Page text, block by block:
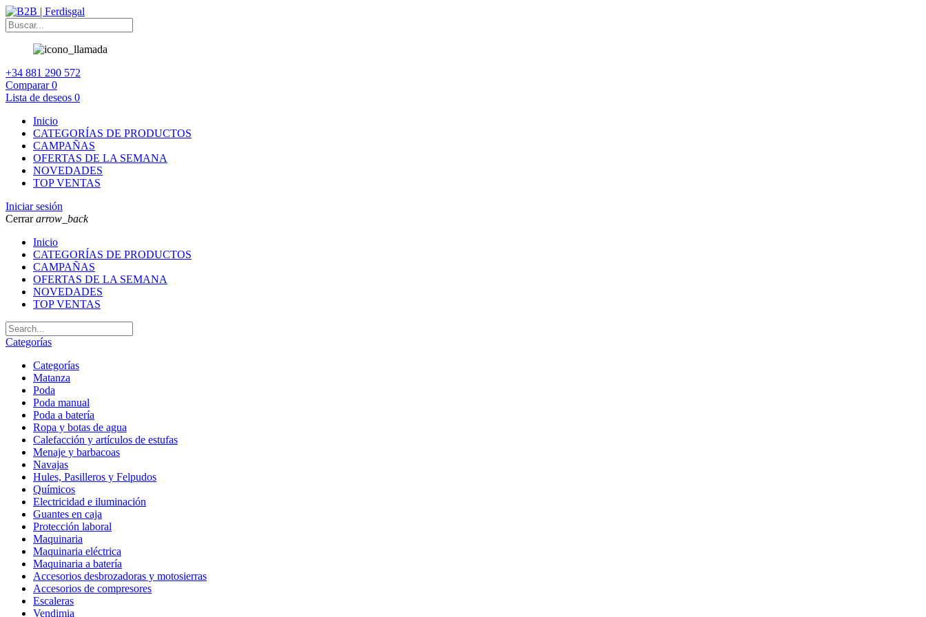
+34 881 290 572
Comparar 0
Lista de deseos 0
Inicio
CATEGORÍAS DE PRODUCTOS
CAMPAÑAS
OFERTAS DE LA SEMANA
NOVEDADES
TOP VENTAS
Iniciar sesión
Cerrararrow_back
Inicio
CATEGORÍAS DE PRODUCTOS
CAMPAÑAS
OFERTAS DE LA SEMANA
NOVEDADES
TOP VENTAS
Categorías
Categorías
Matanza
Poda
Poda manual
Poda a batería
Ropa y botas de agua
Calefacción y artículos de estufas
Menaje y barbacoas
Navajas
Hules, Pasilleros y Felpudos
Químicos
Electricidad e iluminación
Guantes en caja
Protección laboral
Maquinaria
Maquinaria eléctrica
Maquinaria a batería
Accesorios desbrozadoras y motosierras
Accesorios de compresores
Escaleras
Vendimia